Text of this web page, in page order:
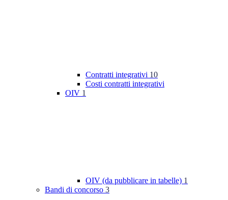
Contratti integrativi 10
Costi contratti integrativi
OIV 1
OIV (da pubblicare in tabelle) 1
Bandi di concorso 3